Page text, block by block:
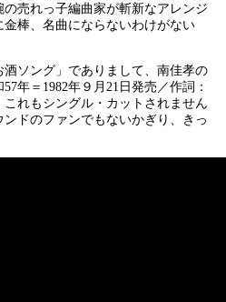
売れっ子編曲家が斬新なアレンジ
棒、名曲にならないわけがない
ソング」でありまして、南佳孝の
年＝1982年９月21日発売／作詞：
れもシングル・カットされません
ドのファンでもないかぎり、きっ